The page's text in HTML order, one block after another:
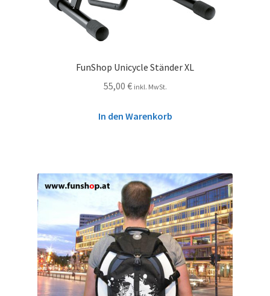
FunShop Unicycle Ständer XL
55,00 € inkl. MwSt.
In den Warenkorb